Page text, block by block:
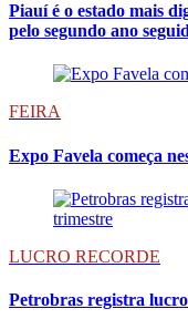
Piauí é o estado mais
pelo segundo ano
FEIRA
Expo Favela começa
LUCRO RECORDE
Petrobras registra